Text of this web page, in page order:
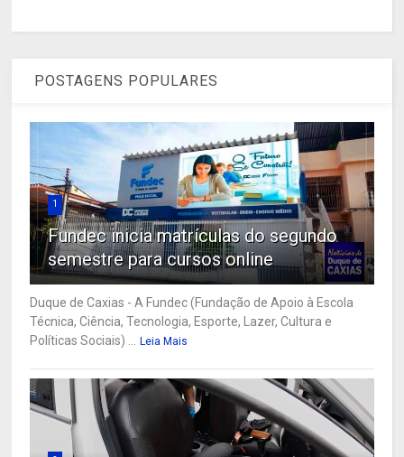
POSTAGENS POPULARES
1
Fundec inicia matrículas do segundo
semestre para cursos online
Duque de Caxias - A Fundec (Fundação de Apoio à Escola
Técnica, Ciência, Tecnologia, Esporte, Lazer, Cultura e
Políticas Sociais) ... Leia Mais